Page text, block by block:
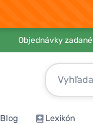
Objednávky
Blog Lexikón